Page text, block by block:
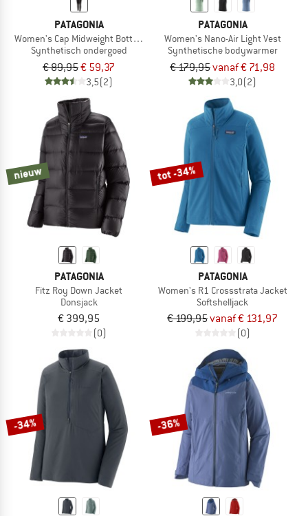
PATAGONIA
Women's Cap Midweight Bottoms
Synthetisch ondergoed
€ 89,95€ 59,37
3,5(2)
PATAGONIA
Women's Nano-Air Light Vest
Synthetische bodywarmer
€ 179,95vanaf € 71,98
3,0(2)
nieuw
PATAGONIA
Fitz Roy Down Jacket
Donsjack
€ 399,95
(0)
tot -34%
PATAGONIA
Women's R1 Crossstrata Jacket
Softshelljack
€ 199,95vanaf € 131,97
(0)
-34% -36%